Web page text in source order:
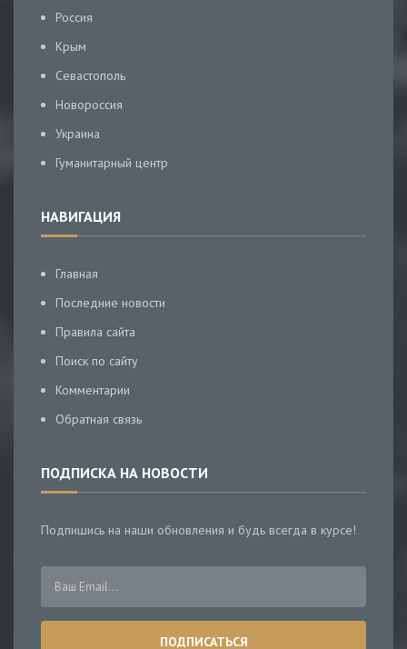
Россия
Крым
Севастополь
Новороссия
Украина
Гуманитарный центр
НАВИГАЦИЯ
Главная
Последние новости
Правила сайта
Поиск по сайту
Комментарии
Обратная связь
ПОДПИСКА НА НОВОСТИ
Подпишись на наши обновления и будь всегда в курсе!